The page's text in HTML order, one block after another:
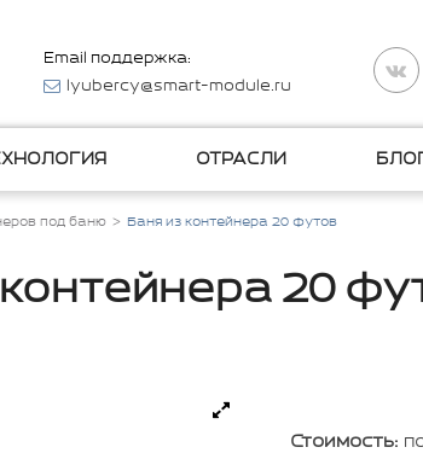
Email поддержка:
lyubercy@smart-module.ru
ОТРАСЛИ
под баню Баня из контейнера 20 футов
20
Стоимость: